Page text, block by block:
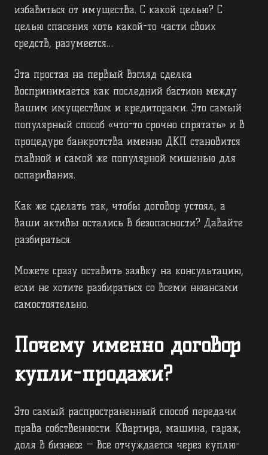
избавиться от имущества. С какой целью? С
целью спасения хоть какой-то части своих
средств, разумеется…
Эта простая на первый взгляд сделка
воспринимается как последний бастион между
вашим имуществом и кредиторами. Это самый
популярный способ «что-то срочно спрятать» и в
процедуре банкротства именно ДКП становится
главной и самой же популярной мишенью для
оспаривания.
Как же сделать так, чтобы договор устоял, а
ваши активы остались в безопасности? Давайте
разбираться.
Можете сразу оставить заявку на консультацию,
если не хотите разбираться со всеми нюансами
самостоятельно.
Почему именно договор
купли-продажи?
Это самый распространенный способ передачи
права собственности. Квартира, машина, гараж,
доля в бизнесе — всё отчуждается через куплю-